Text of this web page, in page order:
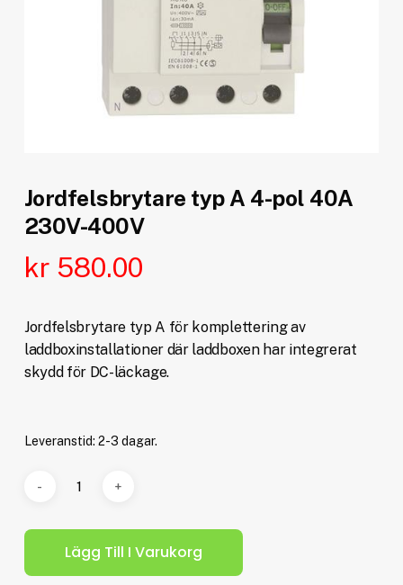
Jordfelsbrytare typ A 4-pol 40A
230V-400V
kr 580.00
Jordfelsbrytare typ A för komplettering av
laddboxinstallationer där laddboxen har integrerat
skydd för DC-läckage.
Leveranstid: 2-3 dagar.
Lägg Till I Varukorg